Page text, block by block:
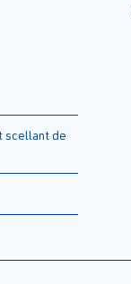
scellant de